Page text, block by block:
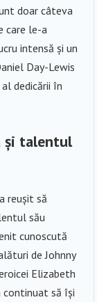
doar câteva
care le-a
intensă și un
Day-Lewis
dedicării în
și talentul
reușit să
său
cunoscută
de Johnny
Elizabeth
continuat să își